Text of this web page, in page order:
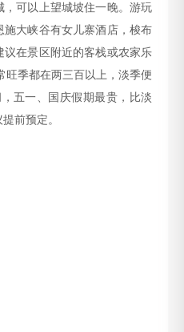
可以上望城坡住一晚。游玩
大峡谷有女儿寨酒店，梭布
在景区附近的客栈或农家乐
旺季都在两三百以上，淡季便
五一、国庆假期最贵，比淡
前预定。